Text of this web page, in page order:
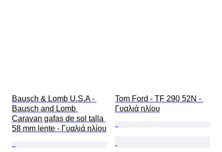
Bausch & Lomb U.S.A -
Bausch and Lomb
Caravan gafas de sol talla
58 mm lente - Γυαλιά ηλίου
Tom Ford - TF 290 52N -
Γυαλιά ηλίου